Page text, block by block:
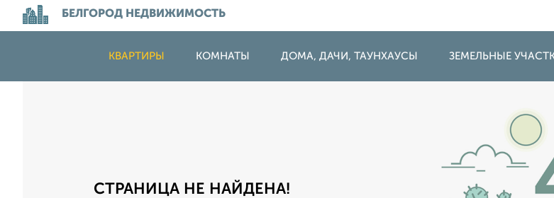
БЕЛГОРОД НЕДВИЖИМОСТЬ
КВАРТИРЫ КОМНАТЫ ДОМА, ДАЧИ, ТАУНХАУСЫ ЗЕМЕЛЬНЫЕ
СТРАНИЦА НЕ НАЙДЕНА!